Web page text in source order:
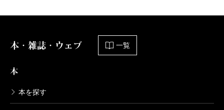
本・雑誌・ウェブ 一覧
本
本を探す